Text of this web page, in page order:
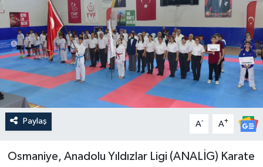
Paylaş A- A+
Osmaniye, Anadolu Yıldızlar Ligi (ANALİG) Karate